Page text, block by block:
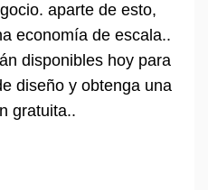
aparte de esto,
economía de escala..
disponibles hoy para
diseño y obtenga una
gratuita..